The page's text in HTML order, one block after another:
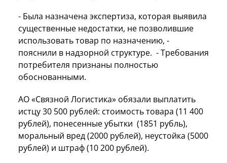
- Была назначена экспертиза, которая выявила
существенные недостатки, не позволившие
использовать товар по назначению, -
пояснили в надзорной структуре. - Требования
потребителя признаны полностью
обоснованными.
АО «Связной Логистика» обязали выплатить
истцу 30 500 рублей: стоимость товара (11 400
рублей), понесенные убытки (1851 рубль),
моральный вред (2000 рублей), неустойка (5000
рублей) и штраф (10 200 рублей).